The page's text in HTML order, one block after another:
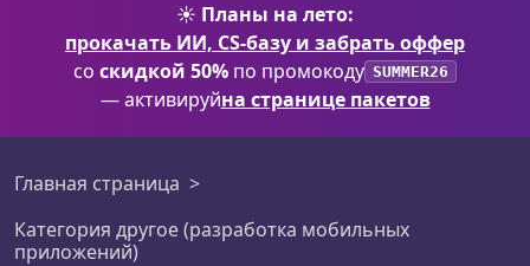
☀️ Планы на лето:
прокачать ИИ, CS-базу и забрать оффер
со скидкой 50% по промокоду SUMMER26
— активируйна странице пакетов
Главная страница
Категория другое (разработка мобильных
приложений)